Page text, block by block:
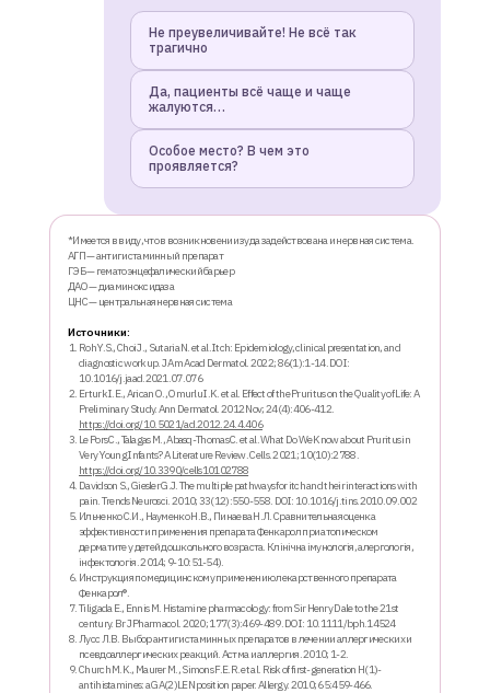
Не преувеличивайте! Не всё так
трагично
Да, пациенты всё чаще и чаще
жалуются…
Особое место? В чем это
проявляется?
*Имеется в виду, что в возникновении зуда задействована и нервная система.
АГП — антигистаминный препарат​
ГЭБ — гематоэнцефалический барьер
ДАО — диаминоксидаза
ЦНС — центральная нервная система​
Источники:
Roh Y.S., Choi J., Sutaria N. et al. Itch: Epidemiology, clinical presentation, and
diagnostic workup. J Am Acad Dermatol. 2022; 86(1):1-14. DOI:
10.1016/j.jaad.2021.07.076
Erturk I.E., Arican O., Omurlu I.K. et al. Effect of the Pruritus on the Quality of Life: A
Preliminary Study. Ann Dermatol. 2012 Nov; 24(4):406-412.
https://doi.org/10.5021/ad.2012.24.4.406
Le Pors C., Talagas M., Abasq-Thomas C. et al. What Do We Know about Pruritus in
Very Young Infants? A Literature Review. Cells. 2021; 10(10):2788.
https://doi.org/10.3390/cells10102788
Davidson S., Giesler G.J. The multiple pathways for itch and their interactions with
pain. Trends Neurosci. 2010; 33(12):550-558. DOI: 10.1016/j.tins.2010.09.002
Ильченко С.И., Науменко Н.В., Пинаева Н.Л. Сравнительная оценка
эффективности применения препарата Фенкарол при атопическом
дерматите у детей дошкольного возраста. Клінічна імунологія, алергологія,
інфектологія. 2014; 9-10:51-54).
Инструкция по медицинскому применению лекарственного препарата
Фенкарол®.
Tiligada E., Ennis M. Histamine pharmacology: from Sir Henry Dale to the 21st
century. Br J Pharmacol. 2020; 177(3):469-489. DOI: 10.1111/bph.14524
Лусс Л.В. Выбор антигистаминных препаратов в лечении аллергических и
псевдоаллергических реакций. Астма и аллергия. 2010; 1-2.
Church M.K., Maurer M., Simons F.E.R. et al. Risk of first-generation H(1)-
antihistamines: a GA(2)LEN position paper. Allergy. 2010; 65:459-466.